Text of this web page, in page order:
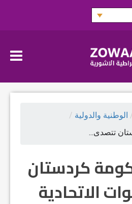
الوطنية والدولية /
تتصدى...
كردستان
الاتحادية